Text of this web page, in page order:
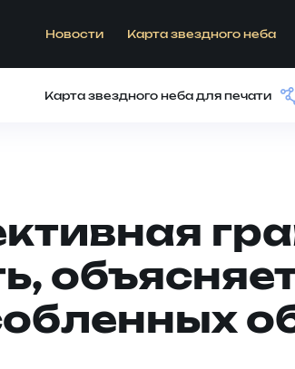
Новости Карта звездного неба
Карта звездного неба для печати